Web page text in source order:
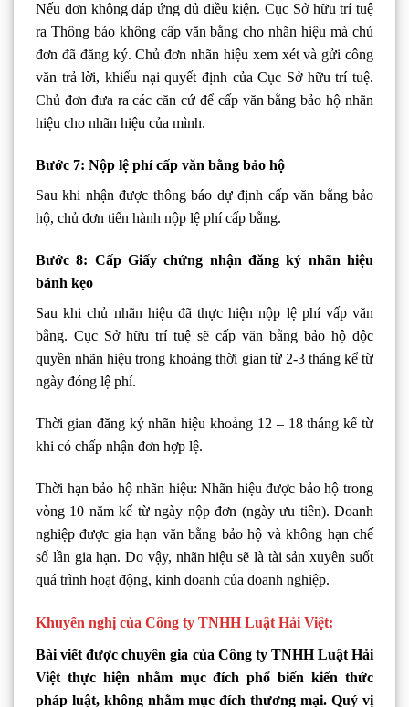
Nếu đơn không đáp ứng đủ điều kiện. Cục Sở hữu trí tuệ
ra Thông báo không cấp văn bằng cho nhãn hiệu mà chủ
đơn đã đăng ký. Chủ đơn nhãn hiệu xem xét và gửi công
văn trả lời, khiếu nại quyết định của Cục Sở hữu trí tuệ.
Chủ đơn đưa ra các căn cứ để cấp văn bằng bảo hộ nhãn
hiệu cho nhãn hiệu của mình.
Bước 7: Nộp lệ phí cấp văn bằng bảo hộ
Sau khi nhận được thông báo dự định cấp văn bằng bảo
hộ, chủ đơn tiến hành nộp lệ phí cấp bằng.
Bước 8: Cấp Giấy chứng nhận đăng ký nhãn hiệu
bánh kẹo
Sau khi chủ nhãn hiệu đã thực hiện nộp lệ phí vấp văn
bằng. Cục Sở hữu trí tuệ sẽ cấp văn bằng bảo hộ độc
quyền nhãn hiệu trong khoảng thời gian từ 2-3 tháng kể từ
ngày đóng lệ phí.
Thời gian đăng ký nhãn hiệu khoảng 12 – 18 tháng kể từ
khi có chấp nhận đơn hợp lệ.
Thời hạn bảo hộ nhãn hiệu: Nhãn hiệu được bảo hộ trong
vòng 10 năm kể từ ngày nộp đơn (ngày ưu tiên). Doanh
nghiệp được gia hạn văn bằng bảo hộ và không hạn chế
số lần gia hạn. Do vậy, nhãn hiệu sẽ là tài sản xuyên suốt
quá trình hoạt động, kinh doanh của doanh nghiệp.
Khuyến nghị của Công ty TNHH Luật Hải Việt:
Bài viết được chuyên gia của Công ty TNHH Luật Hải
Việt thực hiện nhằm mục đích phổ biến kiến thức
pháp luật, không nhằm mục đích thương mại. Quý vị